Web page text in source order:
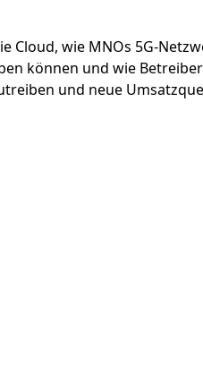
Cloud, wie MNOs 5G-
können und wie
und neue